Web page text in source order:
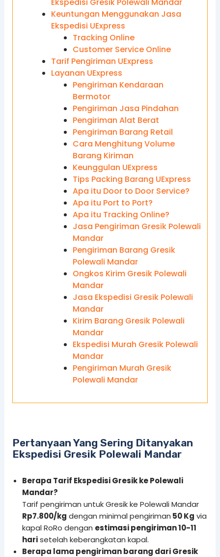
Keuntungan Menggunakan Jasa
Ekspedisi UExpress
Tracking Online
Customer Service Online
Tarif Pengiriman UExpress
Layanan UExpress
Pengiriman Kendaraan
Bermotor
Pengiriman Jasa Pindahan
Pengiriman Alat Berat
Pengiriman Barang Retail
Cara Menghitung Volume
Barang Kiriman
Keunggulan UExpress
Tips Packing Barang UExpress
Apa itu Door to Door Service?
Apa itu Port to Port?
Apa itu Tracking Online?
Jasa Pengiriman Gresik Polewali
Mandar
Pengiriman Barang Gresik
Polewali Mandar
Ongkos Kirim Gresik Polewali
Mandar
Jasa Ekspedisi Gresik Polewali
Mandar
Kirim Barang Gresik Polewali
Mandar
Ekspedisi Murah Gresik Polewali
Mandar
Pengiriman Murah Gresik
Polewali Mandar
Pertanyaan Yang Sering Ditanyakan
Ekspedisi Gresik Polewali Mandar
Berapa Tarif Ekspedisi Gresik ke Polewali
Mandar?
Tarif pengiriman untuk Gresik ke Polewali Mandar
Rp7.800/kg dengan minimal pengiriman 50 Kg via
kapal RoRo dengan estimasi pengiriman 10-11
harisetelah keberangkatan kapal.
Berapa lama pengiriman barang dari Gresik